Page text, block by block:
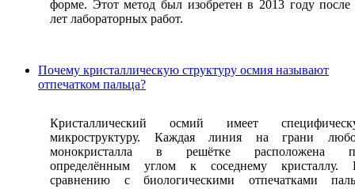
форме. Этот метод был изобретен в 2013 году после
лет лабораторных работ.
Почему кристаллическую структуру осмия называют
отпечатком пальца?
Кристаллический осмий имеет
микроструктуру. Каждая линия на грани
монокристалла в решётке расположена
определённым углом к соседнему кристаллу.
сравнению с биологическими отпечатками